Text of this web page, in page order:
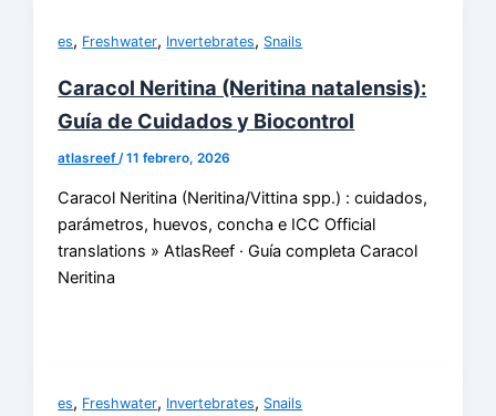
es, Freshwater, Invertebrates, Snails
Caracol Neritina (Neritina natalensis):
Guía de Cuidados y Biocontrol
atlasreef/11 febrero, 2026
Caracol Neritina (Neritina/Vittina spp.) : cuidados,
parámetros, huevos, concha e ICC Official
translations » AtlasReef · Guía completa Caracol
Neritina
es, Freshwater, Invertebrates, Snails